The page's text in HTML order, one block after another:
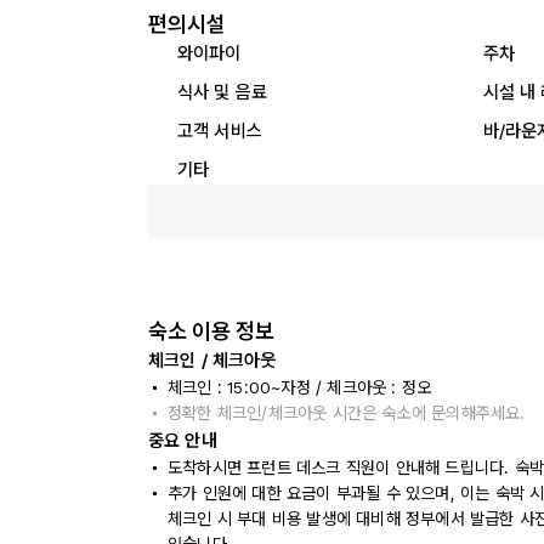
편의시설
와이파이
주차
식사 및 음료
시설 내
고객 서비스
바/라운
기타
숙소 이용 정보
체크인 / 체크아웃
체크인 : 15:00~자정 / 체크아웃 : 정오
정확한 체크인/체크아웃 시간은 숙소에 문의해주세요.
중요 안내
도착하시면 프런트 데스크 직원이 안내해 드립니다. 숙
추가 인원에 대한 요금이 부과될 수 있으며, 이는 숙박
체크인 시 부대 비용 발생에 대비해 정부에서 발급한